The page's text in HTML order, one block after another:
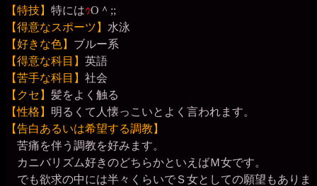
【特技】 特にはｩO＾;;
【得意なスポーツ】 水泳
【好きな色】 ブルー系
【得意な科目】 英語
【苦手な科目】 社会
【クセ】 髪をよく触る
【性格】 明るくて人懐っこいとよく言われます。
【告白あるいは希望する調教】
苦痛を伴う調教を好みます。
カニバリズム好きのどちらかといえばＭ女です。
でも欲求の中には半々くらいでＳ女としての願望もありま